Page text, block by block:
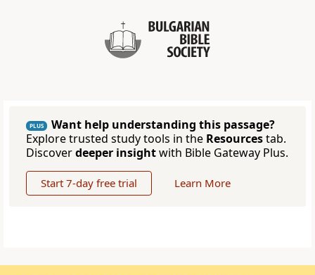
PLUS
Want help understanding this passage?
Explore trusted study tools in the Resourcestab.
Discoverdeeper insightwith Bible Gateway Plus.
Start 7-day free trial Learn More